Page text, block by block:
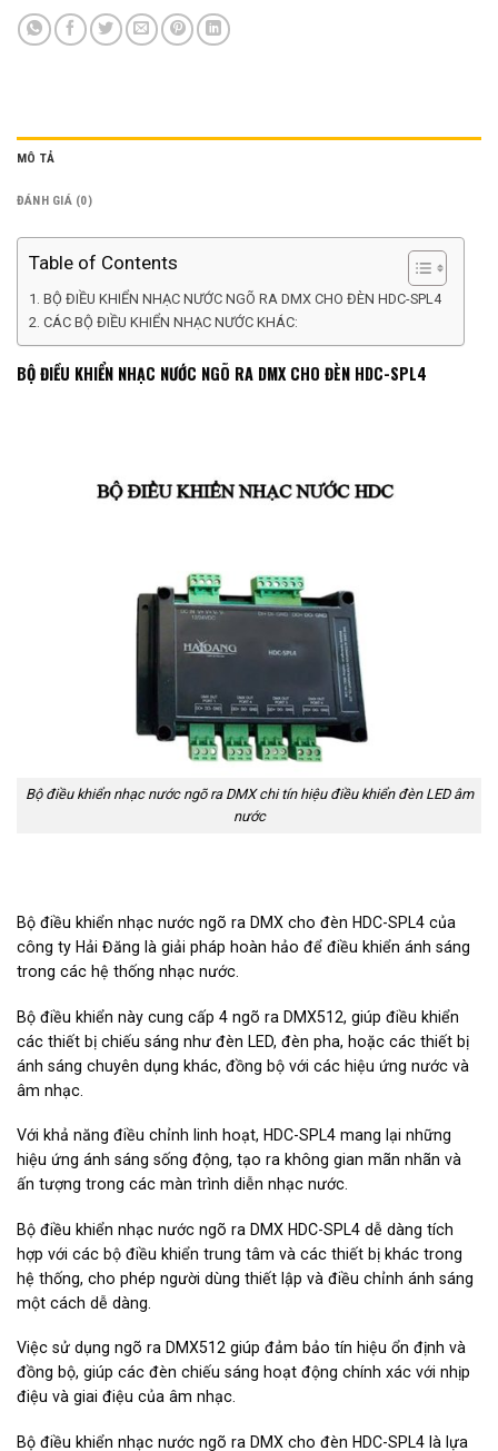
MÔ TẢ
ĐÁNH GIÁ (0)
Table of Contents
BỘ ĐIỀU KHIỂN NHẠC NƯỚC NGÕ RA DMX CHO ĐÈN HDC-SPL4
CÁC BỘ ĐIỀU KHIỂN NHẠC NƯỚC KHÁC:
BỘ ĐIỀU KHIỂN NHẠC NƯỚC NGÕ RA DMX CHO ĐÈN HDC-SPL4
Bộ điều khiển nhạc nước ngõ ra DMX chi tín hiệu điều khiển đèn LED âm
nước
Bộ điều khiển nhạc nước ngõ ra DMX cho đèn HDC-SPL4 của
công ty Hải Đăng là giải pháp hoàn hảo để điều khiển ánh sáng
trong các hệ thống nhạc nước.
Bộ điều khiển này cung cấp 4 ngõ ra DMX512, giúp điều khiển
các thiết bị chiếu sáng như đèn LED, đèn pha, hoặc các thiết bị
ánh sáng chuyên dụng khác, đồng bộ với các hiệu ứng nước và
âm nhạc.
Với khả năng điều chỉnh linh hoạt, HDC-SPL4 mang lại những
hiệu ứng ánh sáng sống động, tạo ra không gian mãn nhãn và
ấn tượng trong các màn trình diễn nhạc nước.
Bộ điều khiển nhạc nước ngõ ra DMX HDC-SPL4 dễ dàng tích
hợp với các bộ điều khiển trung tâm và các thiết bị khác trong
hệ thống, cho phép người dùng thiết lập và điều chỉnh ánh sáng
một cách dễ dàng.
Việc sử dụng ngõ ra DMX512 giúp đảm bảo tín hiệu ổn định và
đồng bộ, giúp các đèn chiếu sáng hoạt động chính xác với nhịp
điệu và giai điệu của âm nhạc.
Bộ điều khiển nhạc nước ngõ ra DMX cho đèn HDC-SPL4 là lựa